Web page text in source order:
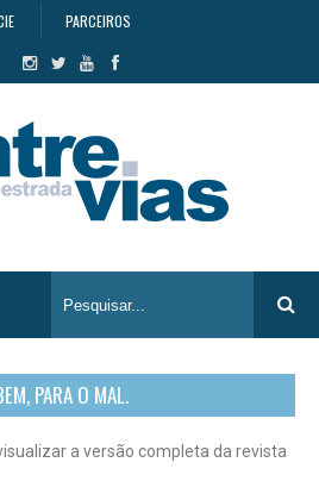
PARCEIROS
PARA O MAL.
a versão completa da revista